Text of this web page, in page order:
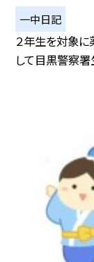
一中日記
２年生を対象
して目黒警察